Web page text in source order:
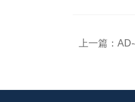
上一篇：